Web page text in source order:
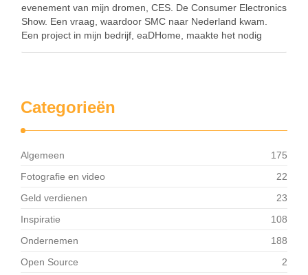
evenement van mijn dromen, CES. De Consumer Electronics
Show. Een vraag, waardoor SMC naar Nederland kwam.
Een project in mijn bedrijf, eaDHome, maakte het nodig
Categorieën
Algemeen
175
Fotografie en video
22
Geld verdienen
23
Inspiratie
108
Ondernemen
188
Open Source
2